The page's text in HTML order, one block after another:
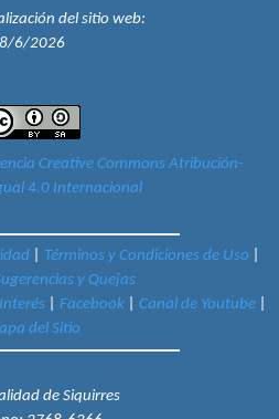
del sitio web:
8/6/2026
Creative Commons Atribución-
4.0 Internacional
| Términos y Condiciones de Uso
y Quejas
Facebook Canal de Youtube
del Sitio
de Siquirres